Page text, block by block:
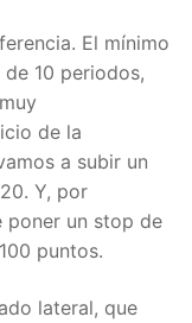
El mínimo
10 periodos,
de la
a subir un
Y, por
poner un stop de
puntos.
lateral, que